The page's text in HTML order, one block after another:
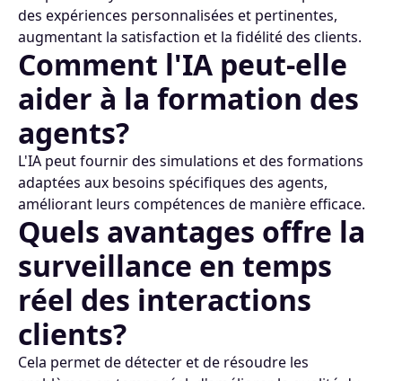
des expériences personnalisées et pertinentes,
augmentant la satisfaction et la fidélité des clients.
Comment l'IA peut-elle
aider à la formation des
agents?
L'IA peut fournir des simulations et des formations
adaptées aux besoins spécifiques des agents,
améliorant leurs compétences de manière efficace.
Quels avantages offre la
surveillance en temps
réel des interactions
clients?
Cela permet de détecter et de résoudre les